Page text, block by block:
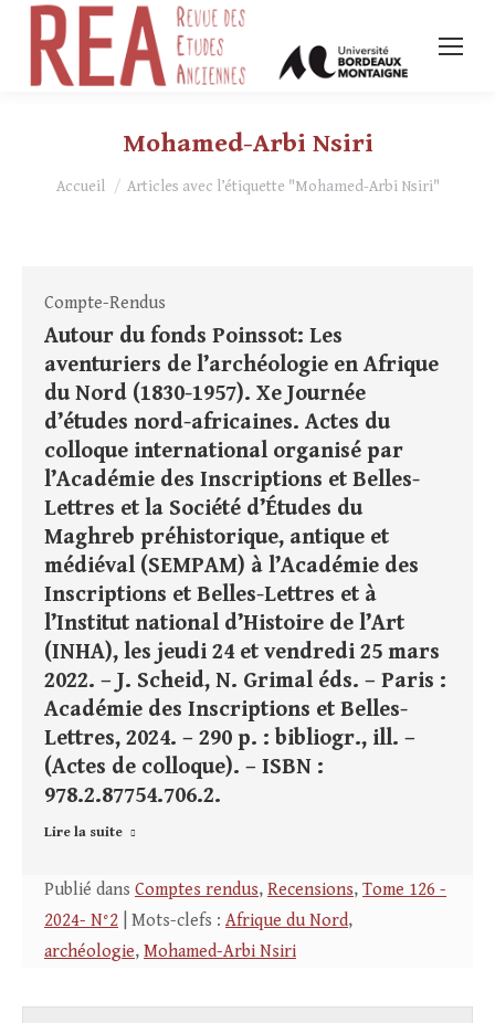
Mohamed-Arbi Nsiri
Vous êtes ici :
Accueil Articles avec l’étiquette "Mohamed-Arbi Nsiri"
Compte-Rendus
Autour du fonds Poinssot: Les
aventuriers de l’archéologie en Afrique
du Nord (1830-1957). Xe Journée
d’études nord-africaines. Actes du
colloque international organisé par
l’Académie des Inscriptions et Belles-
Lettres et la Société d’Études du
Maghreb préhistorique, antique et
médiéval (SEMPAM) à l’Académie des
Inscriptions et Belles-Lettres et à
l’Institut national d’Histoire de l’Art
(INHA), les jeudi 24 et vendredi 25 mars
2022. – J. Scheid, N. Grimal éds. – Paris :
Académie des Inscriptions et Belles-
Lettres, 2024. – 290 p. : bibliogr., ill. –
(Actes de colloque). – ISBN :
978.2.87754.706.2.
Lire la suite
Publié dans Comptes rendus, Recensions, Tome 126 -
2024- N°2 | Mots-clefs : Afrique du Nord,
archéologie, Mohamed-Arbi Nsiri